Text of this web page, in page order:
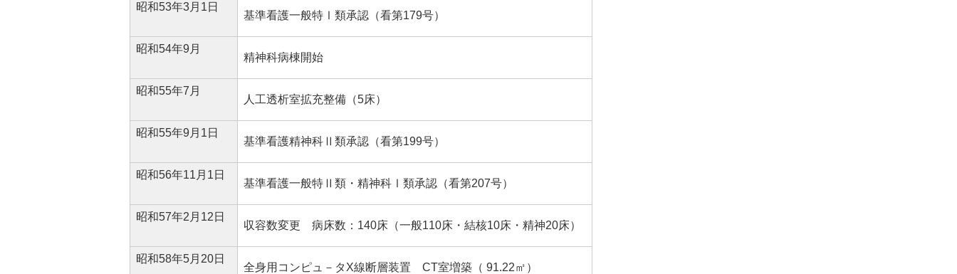
昭和53年3月1日
基準看護一般特Ⅰ類承認（看第179号）
昭和54年9月
精神科病棟開始
昭和55年7月
人工透析室拡充整備（5床）
昭和55年9月1日
基準看護精神科Ⅱ類承認（看第199号）
昭和56年11月1日
基準看護一般特Ⅱ類・精神科Ⅰ類承認（看第207号）
昭和57年2月12日
収容数変更 病床数：140床（一般110床・結核10床・精神20床）
昭和58年5月20日
全身用コンピュ－タX線断層装置 CT室増築（ 91.22㎡）